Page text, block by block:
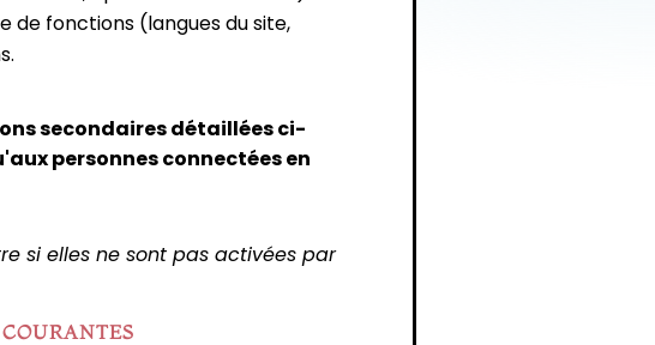
fonctions (langues du site,
secondaires détaillées ci-
personnes connectées en
si elles ne sont pas activées par